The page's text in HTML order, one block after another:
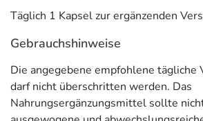
Täglich 1 Kapsel zur ergänzenden
Gebrauchshinweise
Die angegebene empfohlene tägliche
darf nicht überschritten werden. Das
Nahrungsergänzungsmittel sollte